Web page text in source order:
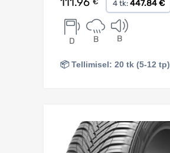
4 tk: 447.84 €
D B B
📦 Tellimisel: 20 tk (5-12 tp)